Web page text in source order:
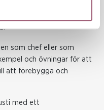
ger kollegor och
som chef eller som
och övningar för att
att förebygga och
med ett